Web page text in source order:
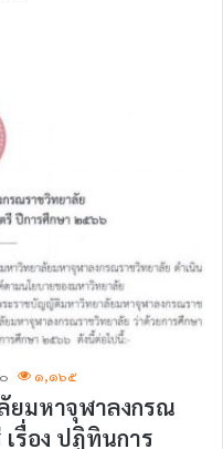
๐ ๑,๑๖๕
ยมหาจุฬาลงกรณ
รื่อง ปฏิทินการ